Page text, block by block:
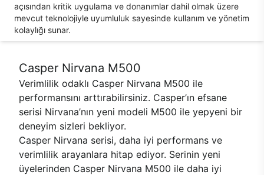
açısından kritik uygulama ve donanımlar dahil olmak üzere
mevcut teknolojiyle uyumluluk sayesinde kullanım ve yönetim
kolaylığı sunar.
Casper Nirvana M500
Verimlilik odaklı Casper Nirvana M500 ile
performansını arttırabilirsiniz. Casper’ın efsane
serisi Nirvana’nın yeni modeli M500 ile yepyeni bir
deneyim sizleri bekliyor.
Casper Nirvana serisi, daha iyi performans ve
verimlilik arayanlara hitap ediyor. Serinin yeni
üyelerinden Casper Nirvana M500 ile daha iyi